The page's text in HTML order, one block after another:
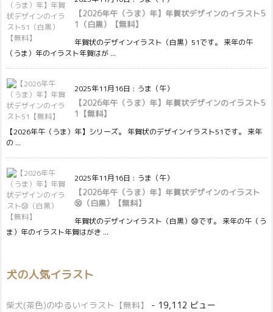
【2026年午（うま）年】年賀状デザインのイラスト5
1（白黒）【無料】
年賀状のデザインイラスト（白黒）51です。 来年の午
（うま）年のイラスト年賀はが ...
2025年11月16日 : うま（午）
【2026年午（うま）年】年賀状デザインのイラスト5
1【無料】
【2026年午（うま）年】シリーズ。 年賀状のデザインイラスト51です。 来年
の ...
2025年11月16日 : うま（午）
【2026年午（うま）年】年賀状デザインのイラスト
㊿（白黒）【無料】
年賀状のデザインイラスト（白黒）㊿です。 来年の午（う
ま）年のイラスト年賀はがき ...
犬の人気イラスト
柴犬(茶色)のゆるいイラスト【無料】
- 19,112 ビュー